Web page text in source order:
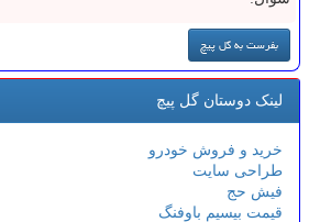
لینک دوستان گل پیچ
خرید و فروش خودرو
طراحی سایت
فیش حج
قیمت بیسیم باوفنگ